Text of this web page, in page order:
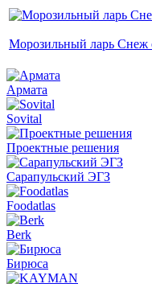
Морозильный ларь
Армата
Sovital
Проектные решения
Сарапульский ЭГЗ
Foodatlas
Berk
Бирюса